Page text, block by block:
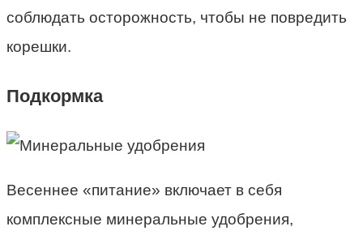
соблюдать осторожность, чтобы не повредить
корешки.
Подкормка
Весеннее «питание» включает в себя
комплексные минеральные удобрения,